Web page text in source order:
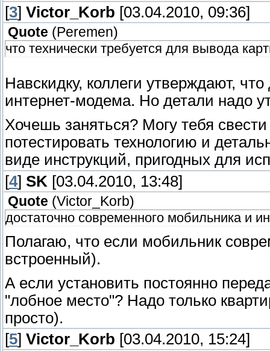
[3] Victor_Korb [03.04.2010, 09:36]
Quote ( Peremen)
что технически требуется для вывода
Навскидку, коллеги утверждают,
интернет-модема. Но детали надо
Хочешь заняться? Могу тебя
потестировать технологию и
виде инструкций, пригодных для
[4] SK [03.04.2010, 13:48]
Quote (Victor_Korb)
достаточно современного мобильника и
Полагаю, что если мобильник
встроенный).
А если установить постоянно
"лобное место"? Надо только
просто).
[5] Victor_Korb [03.04.2010, 15:24]